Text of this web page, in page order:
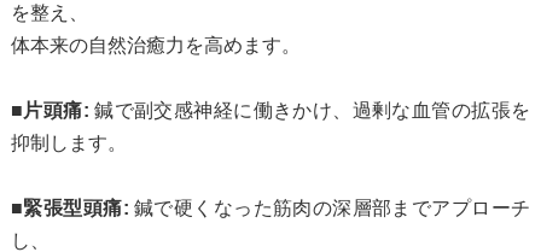
を整え、
体本来の自然治癒力を高めます。
■片頭痛:鍼で副交感神経に働きかけ、過剰な血管の拡張を
抑制します。
■緊張型頭痛: 鍼で硬くなった筋肉の深層部までアプローチ
し、